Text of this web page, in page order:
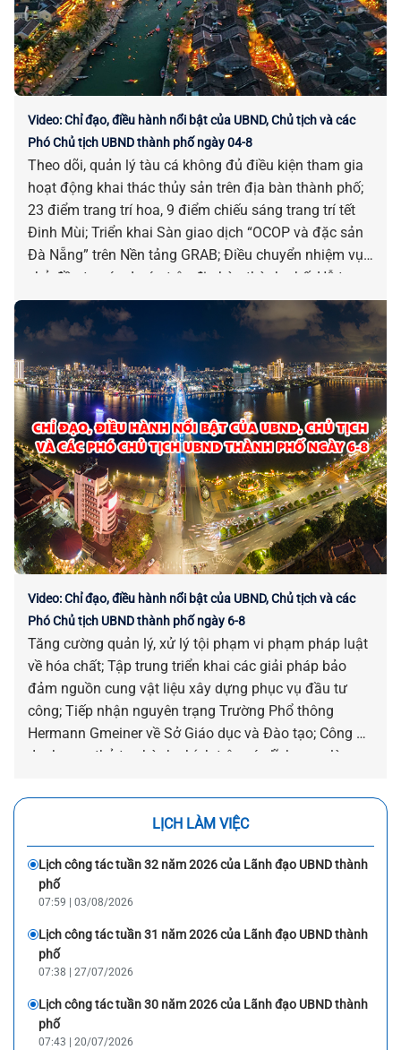
nổi bật của UBND, Chủ tịch và các Phó Chủ tịch UBND
thành phố tháng 7-2026.
Video: Chỉ đạo, điều hành nổi bật của UBND, Chủ tịch và các
Phó Chủ tịch UBND thành phố ngày 04-8
Theo dõi, quản lý tàu cá không đủ điều kiện tham gia
hoạt động khai thác thủy sản trên địa bàn thành phố;
23 điểm trang trí hoa, 9 điểm chiếu sáng trang trí tết
Đinh Mùi; Triển khai Sàn giao dịch “OCOP và đặc sản
Đà Nẵng” trên Nền tảng GRAB; Điều chuyển nhiệm vụ
chủ đầu tư các dự án trên địa bàn thành phố; Hỗ trợ
xóa nhà tạm, nhà dột nát hiện nay trên địa bàn thành
phố; Chấp thuận chủ trương đầu tư dự án Nhà máy
sản xuất và gia công vật liệu xây dựng, nội thất… là
những chỉ đạo điều hành nổi bật của UBND, Chủ tịch
và các Phó Chủ tịch UBND thành phố ngày 04-8.
Video: Chỉ đạo, điều hành nổi bật của UBND, Chủ tịch và các
Phó Chủ tịch UBND thành phố ngày 6-8
Tăng cường quản lý, xử lý tội phạm vi phạm pháp luật
về hóa chất; Tập trung triển khai các giải pháp bảo
đảm nguồn cung vật liệu xây dựng phục vụ đầu tư
công; Tiếp nhận nguyên trạng Trường Phổ thông
Hermann Gmeiner về Sở Giáo dục và Đào tạo; Công bố
danh mục thủ tục hành chính trên các lĩnh vực…là
và các Phó Chủ tịch UBND thành phố ngày 06-8.
LỊCH LÀM VIỆC
Lịch công tác tuần 32 năm 2026 của Lãnh đạo UBND thành
phố
07:59 | 03/08/2026
Lịch công tác tuần 31 năm 2026 của Lãnh đạo UBND thành
phố
07:38 | 27/07/2026
Lịch công tác tuần 30 năm 2026 của Lãnh đạo UBND thành
phố
07:43 | 20/07/2026